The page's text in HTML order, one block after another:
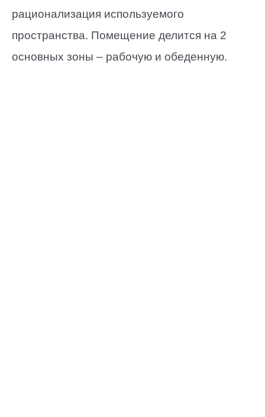
рационализация используемого
пространства. Помещение делится на 2
основных зоны – рабочую и обеденную.